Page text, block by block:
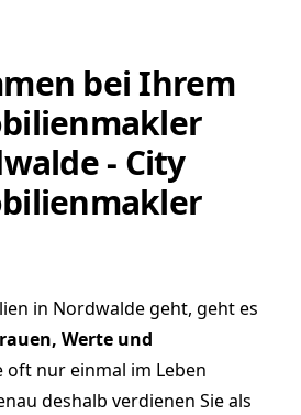
bei Ihrem
- City
in Nordwalde geht, geht es
Werte und
oft nur einmal im Leben
deshalb verdienen Sie als